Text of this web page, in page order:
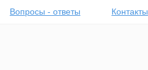
Вопросы - ответы Контакты